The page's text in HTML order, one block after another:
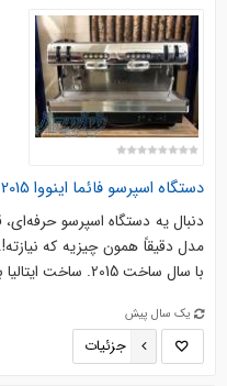
دستگاه اسپرسو فائما اینووا 2015
دنبال یه دستگاه اسپرسو
با سال ساخت 2015. ساخت ایتالیا با کیفیت بالا و عمر ....
یک سال پیش
جزئیات